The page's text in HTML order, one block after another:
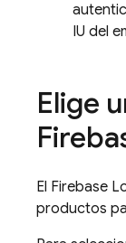
IU del
Elige
El Firebase
productos